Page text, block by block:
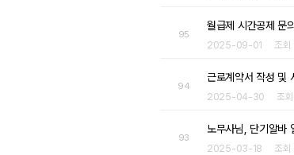
95
월급제 시간공제 문
2025-09-01 조
94
근로계약서 작성 및
2025-04-30 조
93
노무사님, 단기알바
2025-03-18 조